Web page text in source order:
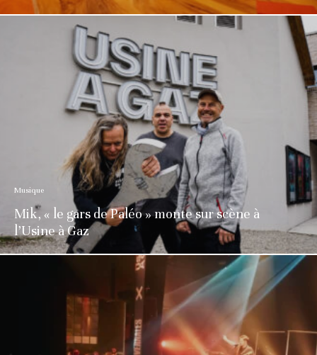
Musique
Mik, « le gars de Paléo » monte sur scène à
l’Usine à Gaz